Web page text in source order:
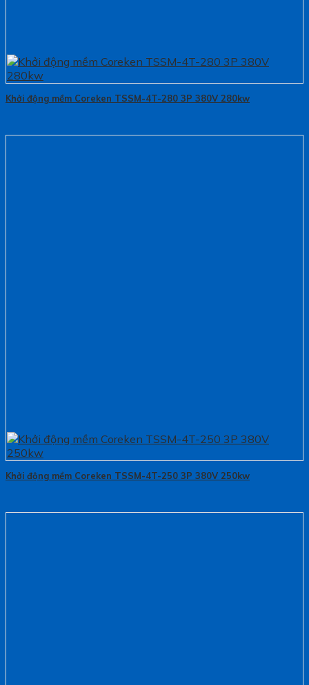
Khởi động mềm Coreken TSSM-4T-280 3P 380V 280kw
Khởi động mềm Coreken TSSM-4T-250 3P 380V 250kw